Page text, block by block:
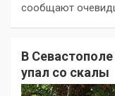
сообщают
В
упал со скалы